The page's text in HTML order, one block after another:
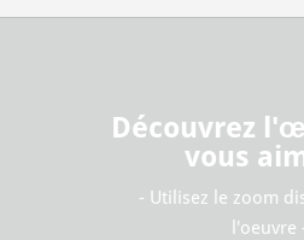
Découvrez
vous
- Utilisez le zoom
l'oeuvre